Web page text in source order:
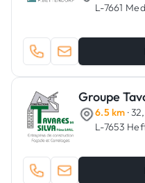
L-7661
Groupe
6.5 km ·
L-7653